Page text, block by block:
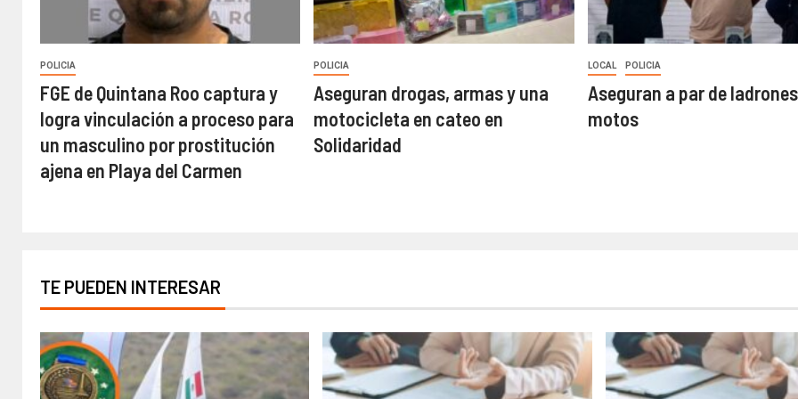
POLICIA
FGE de Quintana Roo captura y
logra vinculación a proceso para
un masculino por prostitución
ajena en Playa del Carmen
POLICIA
Aseguran drogas, armas y una
motocicleta en cateo en
Solidaridad
LOCAL POLICIA
Aseguran a par de
motos
TE PUEDEN INTERESAR